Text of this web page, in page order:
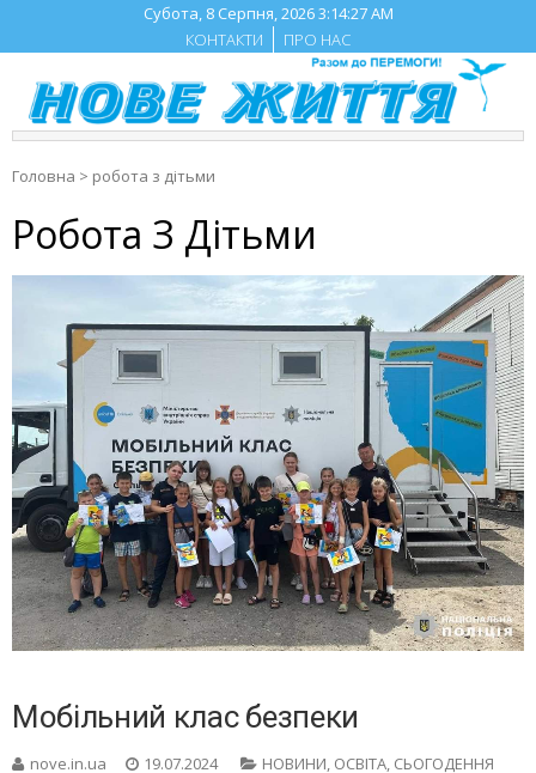
content
Субота, 8 Серпня, 20263:14:28 AM
КОНТАКТИ
ПРО НАС
Головна > робота з дітьми
Робота З Дітьми
Мобільний клас безпеки
nove.in.ua 19.07.2024 НОВИНИ, ОСВІТА, СЬОГОДЕННЯ